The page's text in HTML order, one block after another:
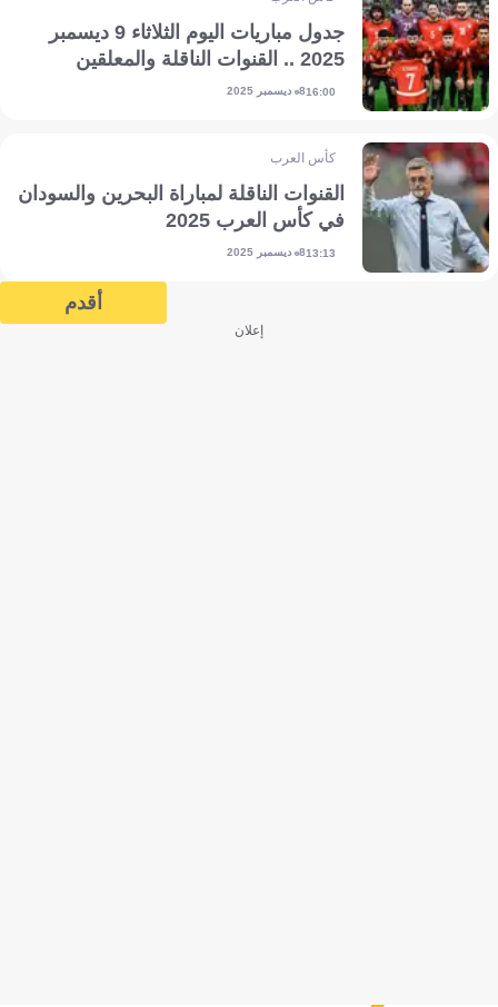
جدول مباريات اليوم الثلاثاء 9 ديسمبر
2025 .. القنوات الناقلة والمعلقين
16:008 ديسمبر 2025
كأس العرب
القنوات الناقلة لمباراة البحرين والسودان
في كأس العرب 2025
13:138 ديسمبر 2025
أقدم
إعلان